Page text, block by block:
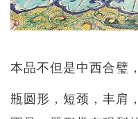
本品不但是中西合璧
瓶圆形，短颈，丰肩